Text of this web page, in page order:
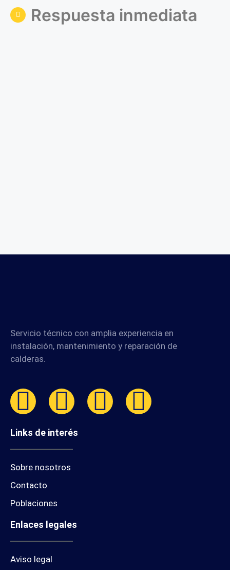
Respuesta inmediata
Servicio técnico con amplia experiencia en
instalación, mantenimiento y reparación de
calderas.
Links de interés
Sobre nosotros
Contacto
Poblaciones
Enlaces legales
Aviso legal